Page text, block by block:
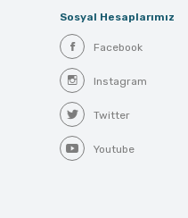
Sosyal Hesaplarımız
Facebook
Instagram
Twitter
Youtube